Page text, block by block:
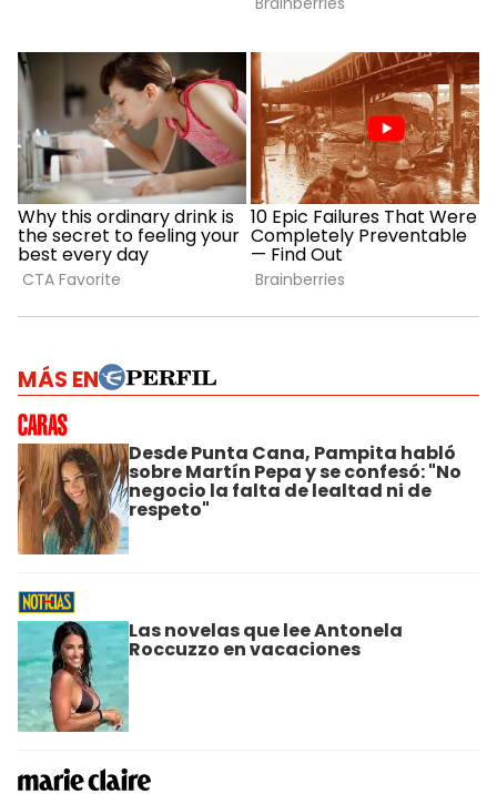
MÁS EN
Desde Punta Cana, Pampita habló
sobre Martín Pepa y se confesó: "No
negocio la falta de lealtad ni de
respeto"
Las novelas que lee Antonela
Roccuzzo en vacaciones